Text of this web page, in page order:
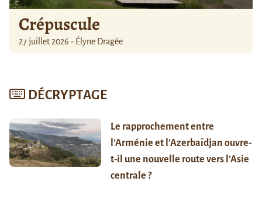
Crépuscule
27 juillet 2026 - Élyne Dragée
DÉCRYPTAGE
Le rapprochement entre
l’Arménie et l’Azerbaïdjan ouvre-
t-il une nouvelle route vers l’Asie
centrale ?